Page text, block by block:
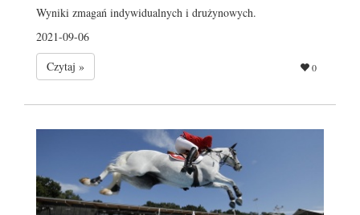
Wyniki zmagań indywidualnych i drużynowych.
2021-09-06
Czytaj »
0